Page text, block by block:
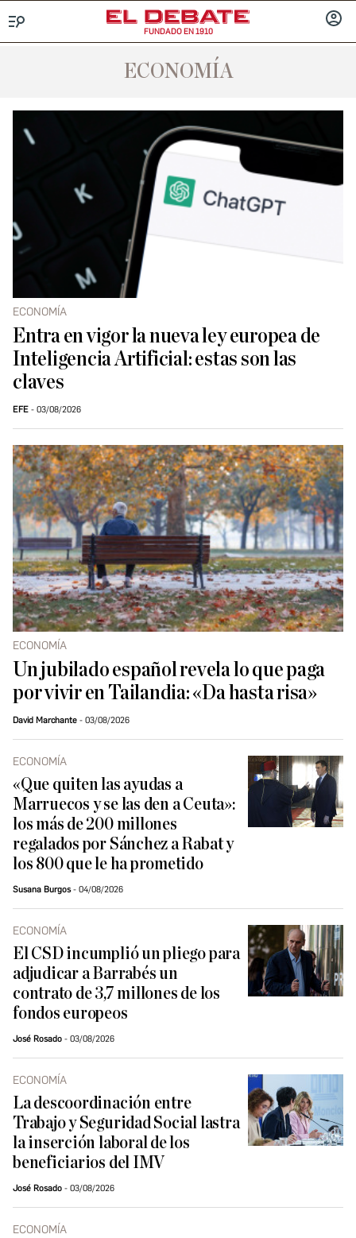
FUNDADO EN 1910
ECONOMÍA
ECONOMÍA
Entra en vigor la nueva ley europea de
Inteligencia Artificial: estas son las
claves
EFE 03/08/2026
ECONOMÍA
Un jubilado español revela lo que paga
por vivir en Tailandia: «Da hasta risa»
David Marchante 03/08/2026
ECONOMÍA
«Que quiten las ayudas a
Marruecos y se las den a Ceuta»:
los más de 200 millones
regalados por Sánchez a Rabat y
los 800 que le ha prometido
Susana Burgos 04/08/2026
ECONOMÍA
El CSD incumplió un pliego para
adjudicar a Barrabés un
contrato de 3,7 millones de los
fondos europeos
José Rosado 03/08/2026
ECONOMÍA
La descoordinación entre
Trabajo y Seguridad Social lastra
la inserción laboral de los
beneficiarios del IMV
José Rosado 03/08/2026
ECONOMÍA